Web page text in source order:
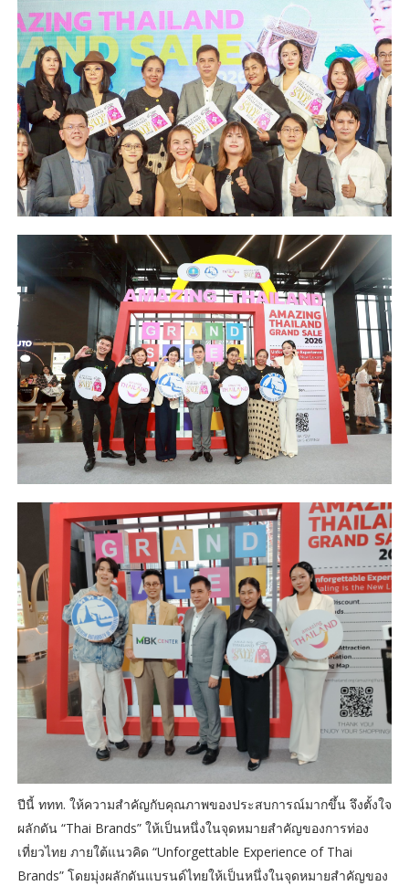
ปีนี้ ททท. ให้ความสำคัญกับคุณภาพของประสบการณ์มากขึ้น จึงตั้งใจ
ผลักดัน “Thai Brands” ให้เป็นหนึ่งในจุดหมายสำคัญของการท่อง
เที่ยวไทย ภายใต้แนวคิด “Unforgettable Experience of Thai
Brands” โดยมุ่งผลักดันแบรนด์ไทยให้เป็นหนึ่งในจุดหมายสำคัญของ